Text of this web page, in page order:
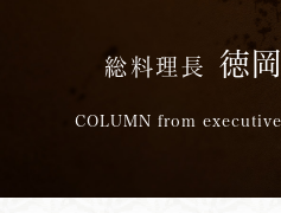
総料理長 徳
COLUMN from